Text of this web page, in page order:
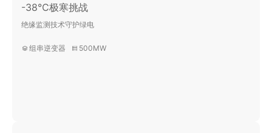
-38℃极寒挑战
绝缘监测技术守护绿电
组串逆变器 500MW